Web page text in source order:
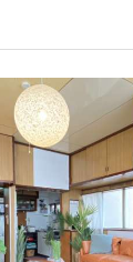
す
探す
ついて